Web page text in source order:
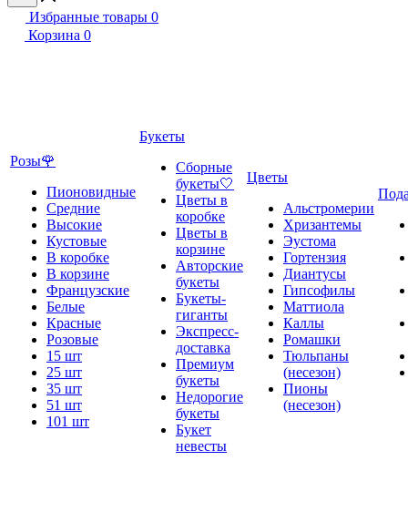
Избранные товары 0
Корзина 0
Розы🌹
Пионовидные
Средние
Высокие
Кустовые
В коробке
В корзине
Французские
Белые
Красные
Розовые
15 шт
25 шт
35 шт
51 шт
101 шт
Букеты
Сборные
букеты🤍
Цветы в
коробке
Цветы в
корзине
Авторские
букеты
Букеты-
гиганты
Экспресс-
доставка
Премиум
букеты
Недорогие
букеты
Букет
невесты
Цветы
Альстромерии
Хризантемы
Эустома
Гортензия
Диантусы
Гипсофилы
Маттиола
Каллы
Ромашки
Тюльпаны
(несезон)
Пионы
(несезон)